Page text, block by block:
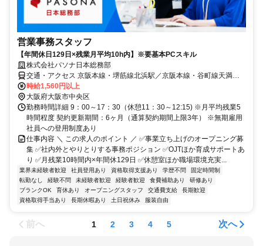
営業事務スタッフ
【年間休日129日×残業月平均10h内】※要基本PCスキル
株式会社パソナ日本総務部
交通・アクセス 京阪本線・堺筋線北浜駅／京阪本線・谷町線天満橋
駅／JR東西線大阪天満宮駅 徒歩10分
時給1,560円以上
大阪府大阪市中央区
勤務時間詳細 9：00～17：30（休憩11：30～12:15) ※月平均残業5
時間程度 契約更新期間：6ヶ月（通算契約期間上限3年） ※無期雇用
社員への登用制度あり
仕事内容 ＼ この求人のポイント ／ ✅事業立ち上げのオープニング募
集 ✅社内外とやりとりする事務ポジション ✅OJTほか育成サポートあ
り ✅月残業10時間内×年間休129日 ✅休憩室ほか職場環境充実...
業界未経験者歓迎 社員登用あり 資格取得支援あり 学歴不問
固定時間制
転勤なし
経験不問 未経験者歓迎 経験者歓迎 食費補助あり
研修あり
ブランクOK
育休あり オープニングスタッフ 交通費支給
長期歓迎
資格取得手当あり
長期休暇あり 土日祝休み 服装自由
前へ 1 2 3 4 5 次へ